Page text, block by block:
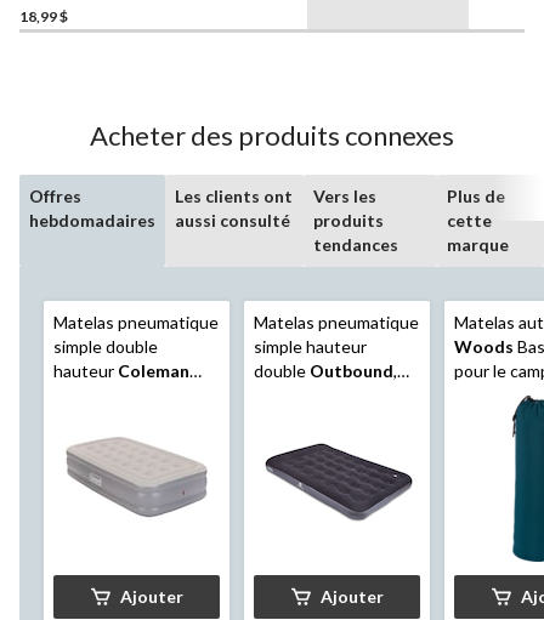
18,99 $
Acheter des produits connexes
Offres
hebdomadaires
Les clients ont
aussi consulté
Vers les
produits
tendances
Plus de
cette
marque
Matelas pneumatique
simple double
hauteur Coleman
floquée
Ajouter
Matelas pneumatique
simple hauteur
double Outbound,
Ajouter
Matelas
Woods
pour le
sac de